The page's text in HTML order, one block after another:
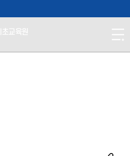
초교육원